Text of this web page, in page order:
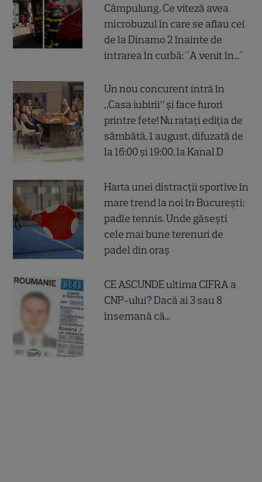
Câmpulung. Ce viteză avea
microbuzul în care se aflau cei
de la Dinamo 2 înainte de
intrarea în curbă: "A venit în..."
Un nou concurent intră în
„Casa iubirii” și face furori
printre fete! Nu ratați ediția de
sâmbătă, 1 august, difuzată de
la 16:00 și 19:00, la Kanal D
Harta unei distracții sportive în
mare trend la noi în București:
padle tennis. Unde găsești
cele mai bune terenuri de
padel din oraș
CE ASCUNDE ultima CIFRA a
CNP-ului? Dacă ai 3 sau 8
însemană că...